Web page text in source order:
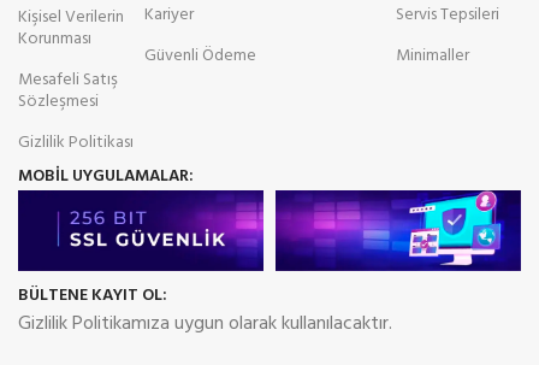
Kişisel Verilerin
Korunması
Mesafeli Satış
Sözleşmesi
Gizlilik Politikası
Kariyer
Güvenli Ödeme
Servis Tepsileri
Minimaller
MOBİL UYGULAMALAR:
BÜLTENE KAYIT OL:
Gizlilik Politikamıza uygun olarak kullanılacaktır.